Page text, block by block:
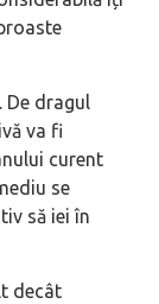
De dragul
va fi
curent
se
să iei în
decât